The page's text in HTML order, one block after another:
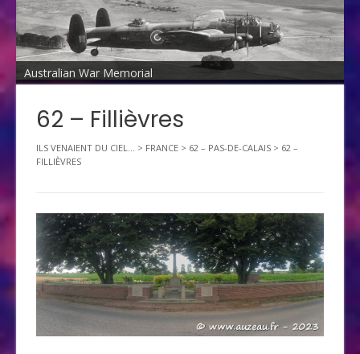
Australian War Memorial
62 – Fillièvres
ILS VENAIENT DU CIEL... > FRANCE > 62 – PAS-DE-CALAIS > 62 –
FILLIÈVRES